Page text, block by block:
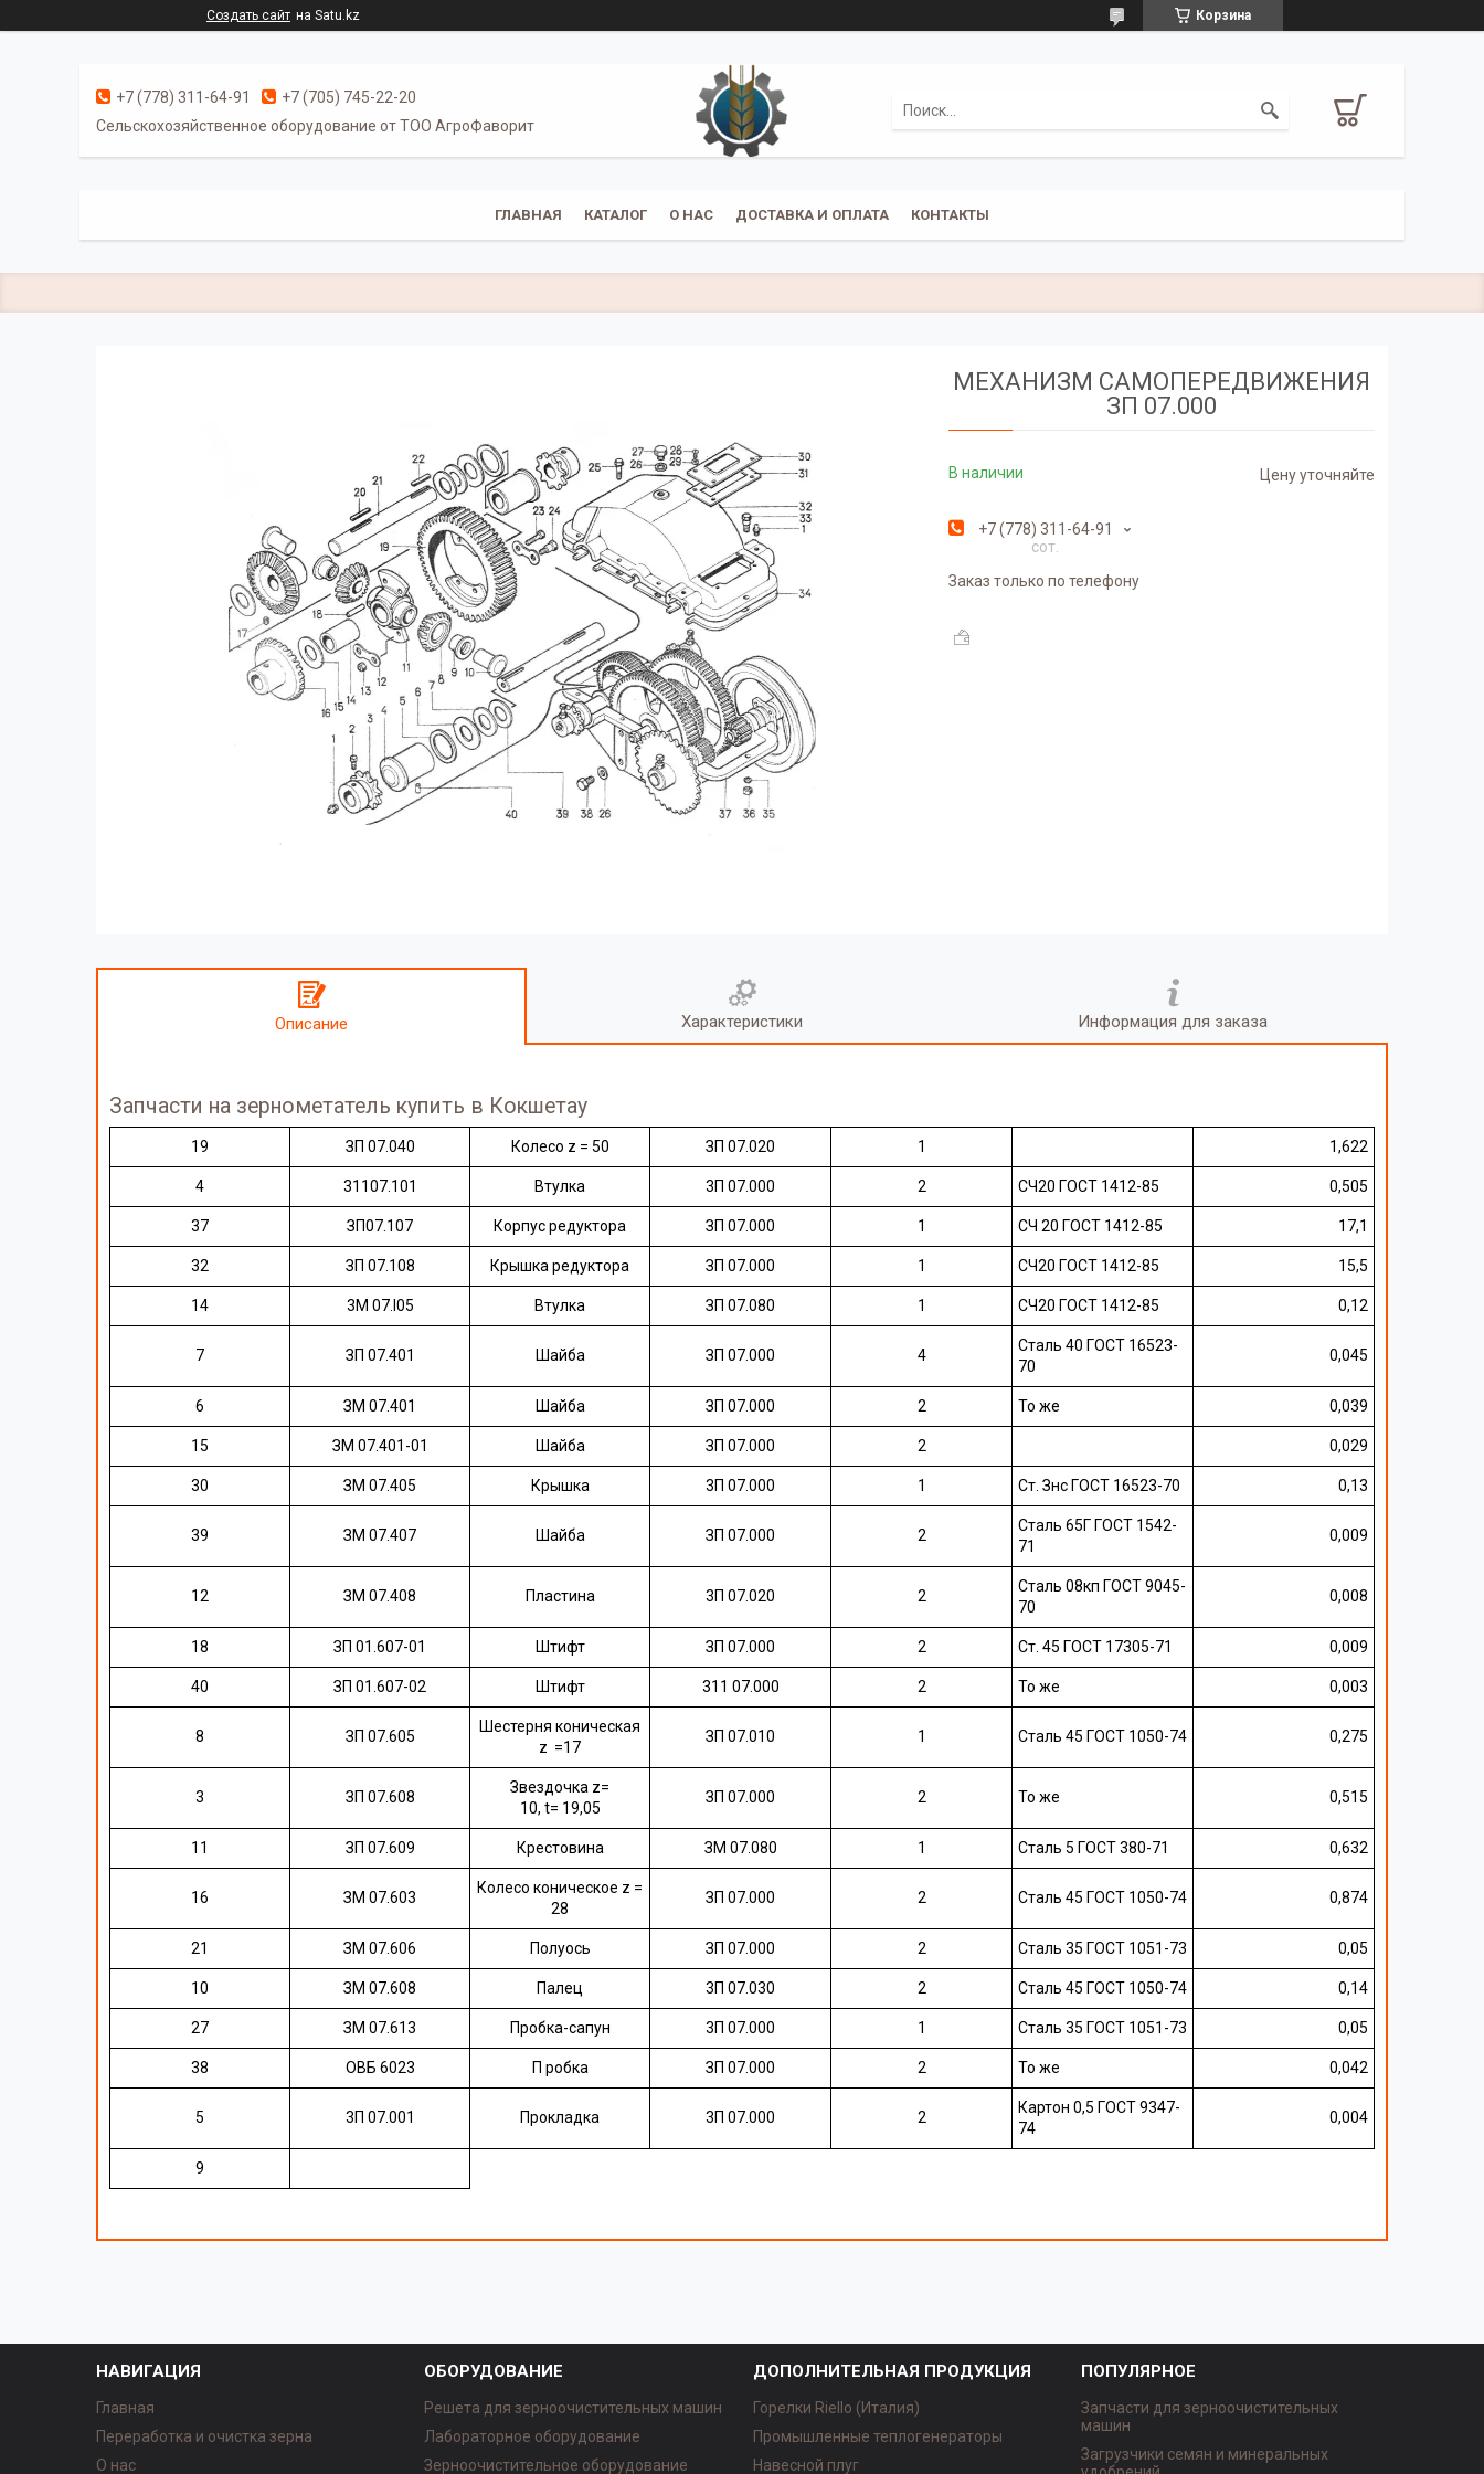
Создать сайт на Satu.kz Корзина
+7 (778) 311-64-91
+7 (705) 745-22-20
Cельскохозяйственное оборудование от ТОО АгроФаворит
ГЛАВНАЯ КАТАЛОГ О НАС ДОСТАВКА И ОПЛАТА КОНТАКТЫ
МЕХАНИЗМ САМОПЕРЕДВИЖЕНИЯ
ЗП 07.000
В наличии Цену уточняйте
+7 (778) 311-64-91
сот.
Заказ только по телефону
Описание Характеристики Информация для заказа
Запчасти на зернометатель купить в Кокшетау
19 ЗП 07.040 Колесо z = 50 ЗП 07.020 1 1,622
4 31107.101 Втулка 3П 07.000 2 СЧ20 ГОСТ 1412-85 0,505
37 ЗП07.107 Корпус редуктора ЗП 07.000 1 СЧ 20 ГОСТ 1412-85 17,1
32 ЗП 07.108 Крышка редуктора ЗП 07.000 1 СЧ20 ГОСТ 1412-85 15,5
14 3M 07.I05 Втулка ЗП 07.080 1 СЧ20 ГОСТ 1412-85 0,12
7 ЗП 07.401 Шайба ЗП 07.000 4
Сталь 40 ГОСТ 16523-
70
0,045
6 ЗМ 07.401 Шайба ЗП 07.000 2 То же 0,039
15 ЗМ 07.401-01 Шайба ЗП 07.000 2 0,029
30 ЗМ 07.405 Крышка 3П 07.000 1 Ст. Знс ГОСТ 16523-70 0,13
39 ЗМ 07.407 Шайба ЗП 07.000 2
Сталь 65Г ГОСТ 1542-
71
0,009
12 ЗМ 07.408 Пластина 3П 07.020 2
Сталь 08кп ГОСТ 9045-
70
0,008
18 ЗП 01.607-01 Штифт ЗП 07.000 2 Ст. 45 ГОСТ 17305-71 0,009
40 ЗП 01.607-02 Штифт 311 07.000 2 То же 0,003
8 ЗП 07.605
Шестерня коническая
z =17
ЗП 07.010 1 Сталь 45 ГОСТ 1050-74 0,275
3 ЗП 07.608
Звездочка z=
10, t= 19,05
ЗП 07.000 2 То же 0,515
11 ЗП 07.609 Крестовина ЗМ 07.080 1 Сталь 5 ГОСТ 380-71 0,632
16 ЗМ 07.603
Колесо коническое z =
28
ЗП 07.000 2 Сталь 45 ГОСТ 1050-74 0,874
21 ЗМ 07.606 Полуось ЗП 07.000 2 Сталь 35 ГОСТ 1051-73 0,05
10 ЗМ 07.608 Палец 3П 07.030 2 Сталь 45 ГОСТ 1050-74 0,14
27 ЗМ 07.613 Пробка-сапун 3П 07.000 1 Сталь 35 ГОСТ 1051-73 0,05
38 ОВБ 6023 П робка ЗП 07.000 2 То же 0,042
5 3П 07.001 Прокладка 3П 07.000 2
Картон 0,5 ГОСТ 9347-
74
0,004
9
НАВИГАЦИЯ
Главная
Переработка и очистка зерна
О нас
ОБОРУДОВАНИЕ
Решета для зерноочистительных машин
Лабораторное оборудование
Зерноочистительное оборудование
ДОПОЛНИТЕЛЬНАЯ ПРОДУКЦИЯ
Горелки Riello (Италия)
Промышленные теплогенераторы
Навесной плуг
ПОПУЛЯРНОЕ
Запчасти для зерноочистительных
машин
Загрузчики семян и минеральных